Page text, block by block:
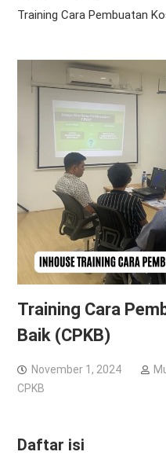
Training Cara Pembuatan
Training Cara
Baik (CPKB)
November 1, 2024
CPKB
Daftar isi